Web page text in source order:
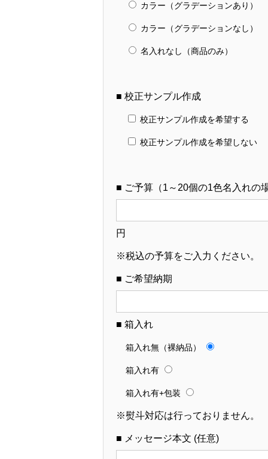
カラー（グラデーションあり）
カラー（グラデーションなし）
名入れなし（商品のみ）
■ 校正サンプル作成
校正サンプル作成を希望する
校正サンプル作成を希望しない
■ ご予算（1～20個の1色名入れの
円
※税込の予算をご入力ください。
■ ご希望納期
■ 箱入れ
箱入れ無（裸納品）
箱入れ有
箱入れ有+包装
※熨斗対応は行っておりません。
■ メッセージ本文 (任意)